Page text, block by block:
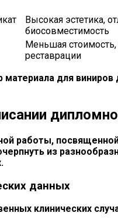
Высокая эстетика,
биосовместимость
Меньшая стоимость,
реставрации
для
работы,
из
данных
клинических